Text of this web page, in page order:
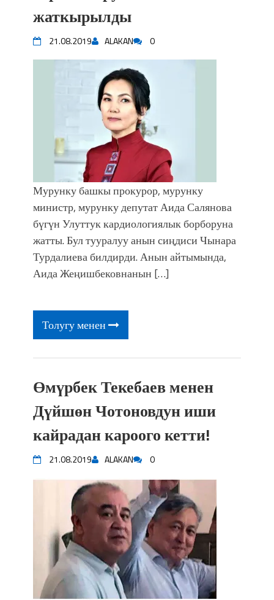
впечатляющим шоу музыкальных
фонтанов в Royal Central Park
Аида САЛЯНОВА: "Кыргыз шахмат
союзунун президенти болуп
шайланышым сыймык жана чоң
жоопкерчилик!"
Садыр ЖАПАРОВ: “Айтматовдой
адабият алпы чыгыш үчүн, улуу көч
уланышы үчүн журнал сөзсүз керек!”
“Китепкана түнγ-2026”: Психолог
Мээрим Мураталиева менен
жолугушууга келиңиз! (Дарек. Видео)
Латын арибиндеги “Чабуул”... “Ала-
Тоо” журналынын тарыхы жана
редакторлору... (Тизме. Видео)
“КАРА КЕМПИР”: ҮМҮТТҮН
ТҮБӨЛҮК СИМВОЛУ
Кыргызстандагы эң ири музыкалуу
фонтанды көрүү үчүн Royal Central
жаткырылды
21.08.2019 ALAKAN 0
Мурунку башкы прокурор, мурунку
министр, мурунку депутат Аида Салянова
бүгүн Улуттук кардиологиялык борборуна
жатты. Бул тууралуу анын сиңдиси Чынара
Турдалиева билдирди. Анын айтымында,
Аида Жеңишбековнанын […]
Толугу менен
Өмүрбек Текебаев менен
Дүйшөн Чотоновдун иши
кайрадан кароого кетти!
21.08.2019 ALAKAN 0